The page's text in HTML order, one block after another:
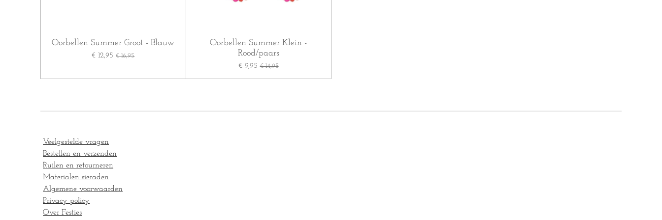
Oorbellen Summer Groot - Blauw
€ 12,95 € 16,95
Oorbellen Summer Klein -
Rood/paars
€ 9,95 € 14,95
Veelgestelde vragen
Bestellen en verzenden
Ruilen en retourneren
Materialen sieraden
Algemene voorwaarden
Privacy policy
Over Festies